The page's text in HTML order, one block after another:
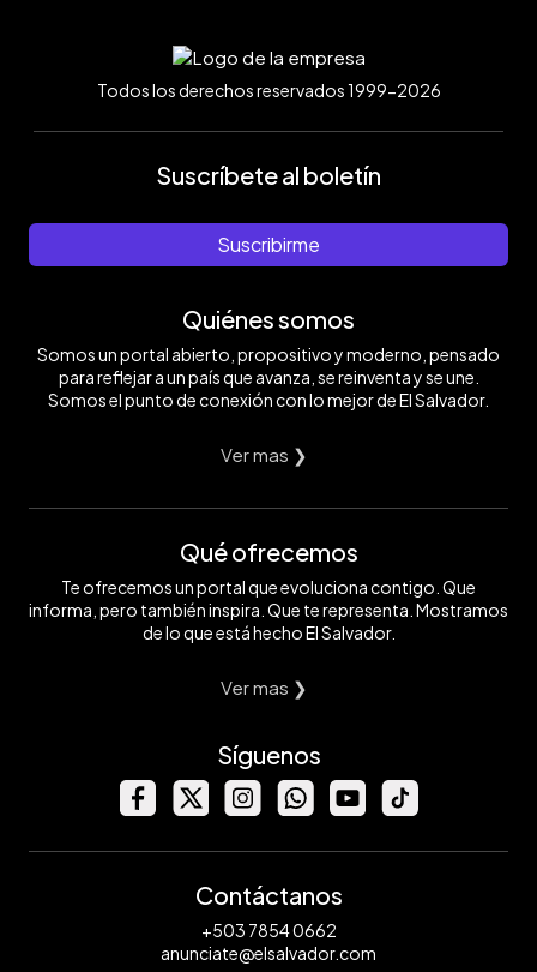
Todos los derechos reservados 1999-2026
Suscríbete al boletín
Suscribirme
Quiénes somos
Somos un portal abierto, propositivo y moderno, pensado
para reflejar a un país que avanza, se reinventa y se une.
Somos el punto de conexión con lo mejor de El Salvador.
Ver mas ❯
Qué ofrecemos
Te ofrecemos un portal que evoluciona contigo. Que
informa, pero también inspira. Que te representa. Mostramos
de lo que está hecho El Salvador.
Ver mas ❯
Síguenos
Contáctanos
+503 7854 0662
anunciate@elsalvador.com